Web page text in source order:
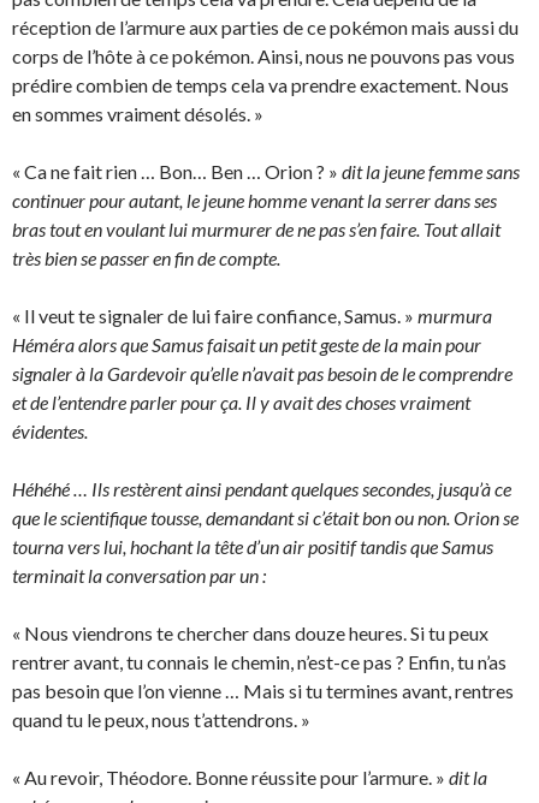
réception de l’armure aux parties de ce pokémon mais aussi du
corps de l’hôte à ce pokémon. Ainsi, nous ne pouvons pas vous
prédire combien de temps cela va prendre exactement. Nous
en sommes vraiment désolés. »
« Ca ne fait rien … Bon… Ben … Orion ? » dit la jeune femme sans
continuer pour autant, le jeune homme venant la serrer dans ses
bras tout en voulant lui murmurer de ne pas s’en faire. Tout allait
très bien se passer en fin de compte.
« Il veut te signaler de lui faire confiance, Samus. » murmura
Héméra alors que Samus faisait un petit geste de la main pour
signaler à la Gardevoir qu’elle n’avait pas besoin de le comprendre
et de l’entendre parler pour ça. Il y avait des choses vraiment
évidentes.
Héhéhé … Ils restèrent ainsi pendant quelques secondes, jusqu’à ce
que le scientifique tousse, demandant si c’était bon ou non. Orion se
tourna vers lui, hochant la tête d’un air positif tandis que Samus
terminait la conversation par un :
« Nous viendrons te chercher dans douze heures. Si tu peux
rentrer avant, tu connais le chemin, n’est-ce pas ? Enfin, tu n’as
pas besoin que l’on vienne … Mais si tu termines avant, rentres
quand tu le peux, nous t’attendrons. »
« Au revoir, Théodore. Bonne réussite pour l’armure. » dit la